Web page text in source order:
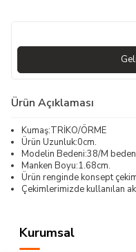
Ürün Açıklaması
Kumaş:TRİKO/ÖRME
Ürün Uzunluk:0cm.
Modelin Bedeni:38/M
Manken Boyu:1.68cm.
Ürün renginde konsept
Çekimlerimizde kullanılan
Kurumsal